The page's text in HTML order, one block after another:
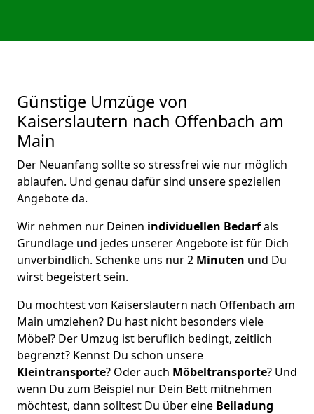
Günstige Umzüge von
Kaiserslautern nach Offenbach am
Main
Der Neuanfang sollte so stressfrei wie nur möglich
ablaufen. Und genau dafür sind unsere speziellen
Angebote da.
Wir nehmen nur Deinen individuellen Bedarfals
Grundlage und jedes unserer Angebote ist für Dich
unverbindlich. Schenke uns nur 2 Minuten und Du
wirst begeistert sein.
Du möchtest von Kaiserslautern nach Offenbach am
Main umziehen? Du hast nicht besonders viele
Möbel? Der Umzug ist beruflich bedingt, zeitlich
begrenzt? Kennst Du schon unsere
Kleintransporte? Oder auch Möbeltransporte? Und
wenn Du zum Beispiel nur Dein Bett mitnehmen
möchtest, dann solltest Du über eine Beiladung